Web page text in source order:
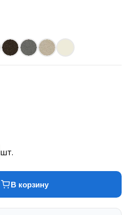
шт.
В корзину